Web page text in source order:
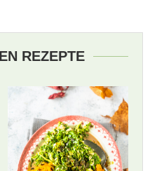
REZEPTE